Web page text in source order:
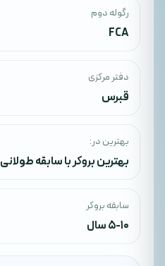
رگوله دوم
FCA
دفتر مرکزی
قبرس
بهترین در:
بهترین بروکر با سابقه طولانی
سابقه بروکر
5-10 سال